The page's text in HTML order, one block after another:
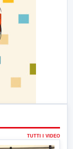
TUTTI I VIDEO